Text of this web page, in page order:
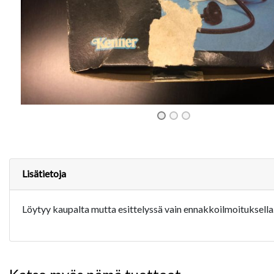
Lisätietoja
Löytyy kaupalta mutta esittelyssä vain